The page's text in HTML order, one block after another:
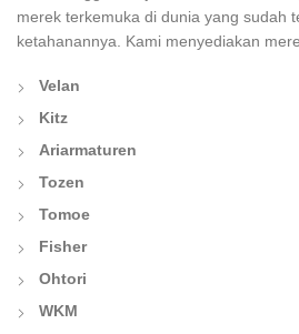
merek terkemuka di dunia yang sudah
ketahanannya. Kami menyediakan
Velan
Kitz
Ariarmaturen
Tozen
Tomoe
Fisher
Ohtori
WKM